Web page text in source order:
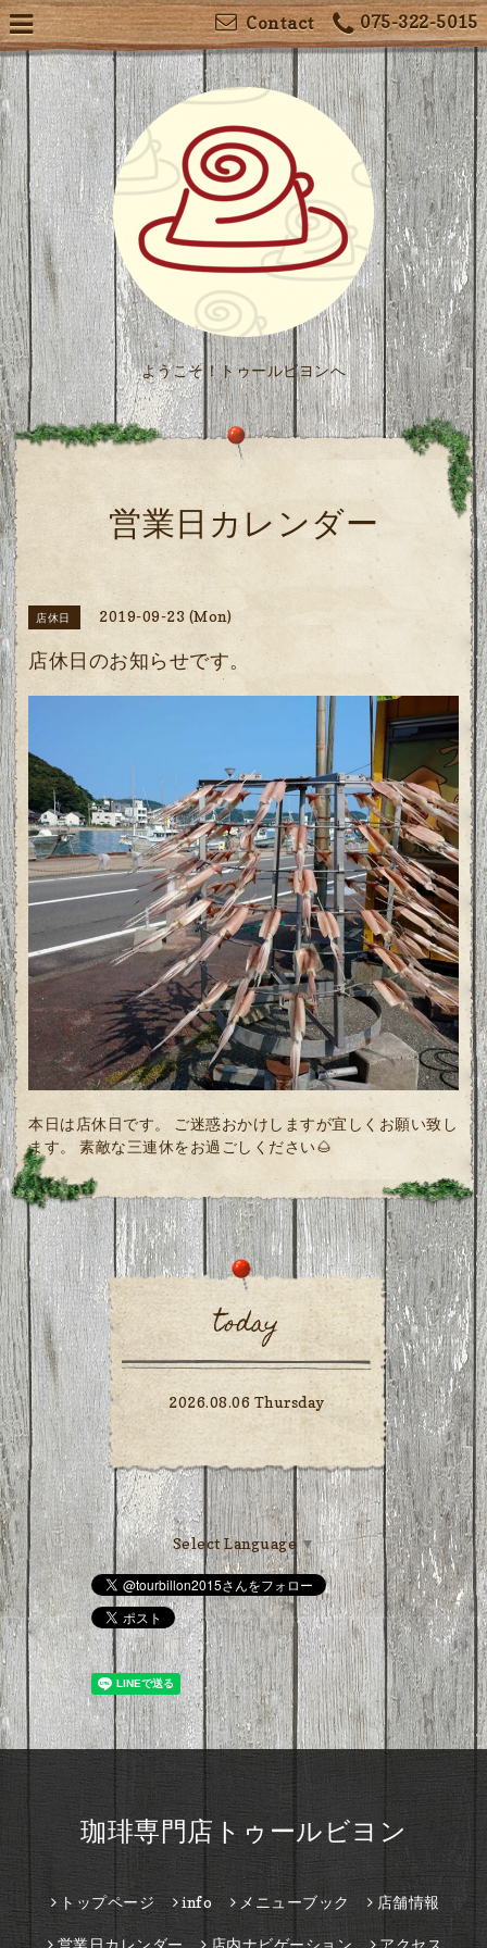
075-322-5015
Contact
ようこそ！トゥールビヨンへ
営業日カレンダー
店休日 2019-09-23 (Mon)
店休日のお知らせです。
本日は店休日です。 ご迷惑おかけしますが宜しくお願い致し
ます。 素敵な三連休をお過ごしください🌰
today
2026.08.06 Thursday
Select Language ▼
珈琲専門店トゥールビヨン
トップページ info メニューブック 店舗情報
営業日カレンダー 店内ナビゲーション アクセス